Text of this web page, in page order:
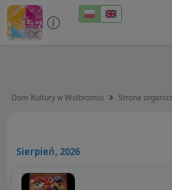
Dom Kultury w Wolbromiu Strona
Sierpień, 2026